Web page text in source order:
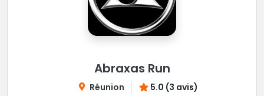
Abraxas Run
Réunion 5.0 (3 avis)